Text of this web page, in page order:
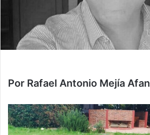
Por Rafael Antonio Mejía